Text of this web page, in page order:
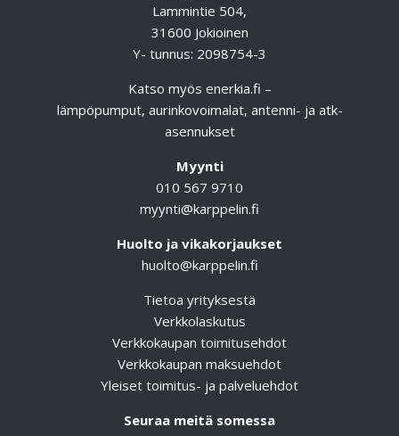
Lammintie 504,
31600 Jokioinen
Y- tunnus: 2098754-3
Katso myös enerkia.fi –
lämpöpumput, aurinkovoimalat, antenni- ja atk-
asennukset
Myynti
010 567 9710
myynti@karppelin.fi
Huolto ja vikakorjaukset
huolto@karppelin.fi
Tietoa yrityksestä
Verkkolaskutus
Verkkokaupan toimitusehdot
Verkkokaupan maksuehdot
Yleiset toimitus- ja palveluehdot
Seuraa meitä somessa